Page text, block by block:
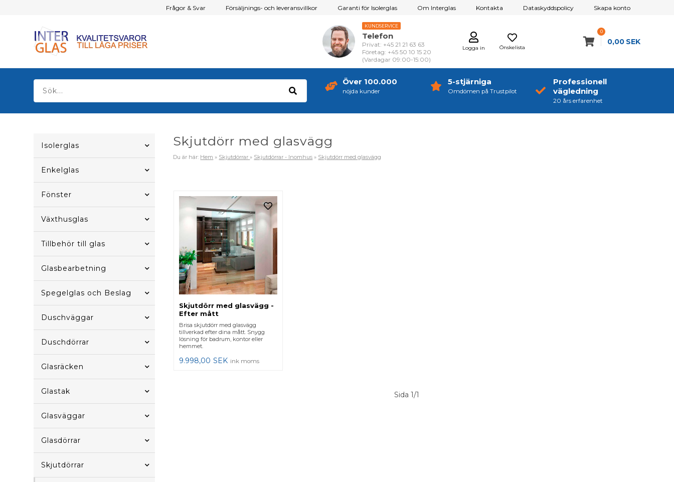
Frågor & Svar Försäljnings- och leveransvillkor Garanti för Isolerglas Om Interglas Kontakta Dataskyddspolicy Skapa konto
Önskelista
Logga in
KUNDSERVICE
Telefon
Privat: +45 21 21 63 63
Företag: +45 50 10 15 20
(Vardagar 09:00-15:00)
0
0,00 SEK
Över 100.000
nöjda kunder
5-stjärniga
Omdömen på Trustpilot
Professionell
vägledning
20 års erfarenhet
Isolerglas
Enkelglas
Fönster
Växthusglas
Tillbehör till glas
Glasbearbetning
Spegelglas och Beslag
Duschväggar
Duschdörrar
Glasräcken
Glastak
Glasväggar
Glasdörrar
Skjutdörrar
Skjutdörr med glasvägg
Du är här: Hem » Skjutdörrar» Skjutdörrar - Inomhus » Skjutdörr med glasvägg
Skjutdörr med glasvägg -
Efter mått
Brisa skjutdörr med glasvägg
tillverkad efter dina mått. Snygg
lösning för badrum, kontor eller
hemmet.
9.998,00 SEK ink moms
Sida 1/1